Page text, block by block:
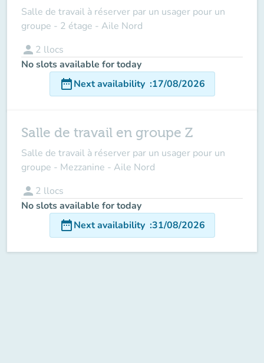
Salle de travail à réserver par un usager pour un
groupe - 2 étage - Aile Nord
person 2 llocs
No slots available for today
date_rangeNext availability :17/08/2026
Salle de travail en groupe Z
Salle de travail à réserver par un usager pour un
groupe - Mezzanine - Aile Nord
person 2 llocs
No slots available for today
date_rangeNext availability :31/08/2026